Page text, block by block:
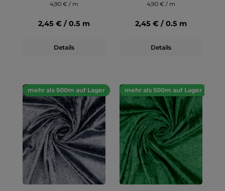
4,90 € / m
2,45 € / 0.5 m
Details
4,90 € / m
2,45 € / 0.5 m
Details
mehr als 500m auf Lager mehr als 500m auf Lager